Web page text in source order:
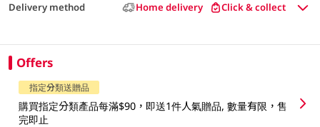
Delivery method Home delivery Click & collect
Offers
指定分類送贈品
購買指定分類產品每滿$90，即送1件人氣贈品, 數量有限，售
完即止